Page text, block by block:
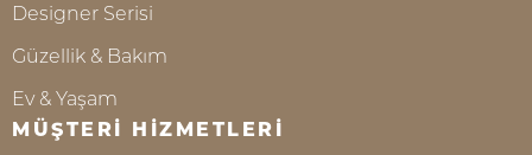
Designer Serisi
Güzellik & Bakım
Ev & Yaşam
MÜŞTERİ HİZMETLERİ